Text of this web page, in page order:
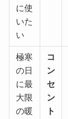
に使
いた
い
極寒
の日
に最
大限
の暖
コ
ン
セ
ン
ト